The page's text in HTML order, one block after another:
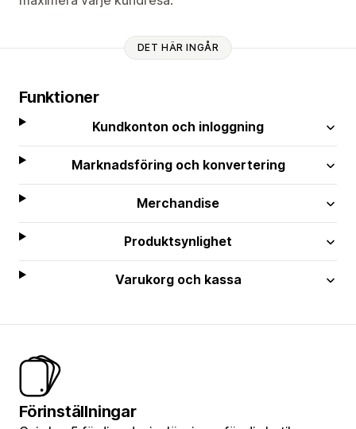
DET HÄR INGÅR
Funktioner
Kundkonton och inloggning
Marknadsföring och konvertering
Merchandise
Produktsynlighet
Varukorg och kassa
Förinställningar